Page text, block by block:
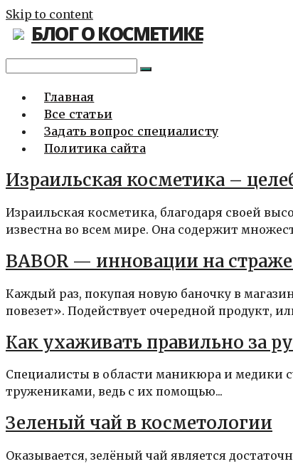
Skip to content
БЛОГ О КОСМЕТИКЕ
Главная
Все статьи
Задать вопрос специалисту
Политика сайта
Израильская косметика –
Израильская косметика, благодаря своей
известна во всем мире. Она содержит
BABOR — инновации на
Каждый раз, покупая новую баночку в
повезет». Подействует очередной продукт,
Как ухаживать правильно за
Специалисты в области маникюра и медики
тружениками, ведь с их помощью...
Зеленый чай в косметологии
Оказывается, зелёный чай является